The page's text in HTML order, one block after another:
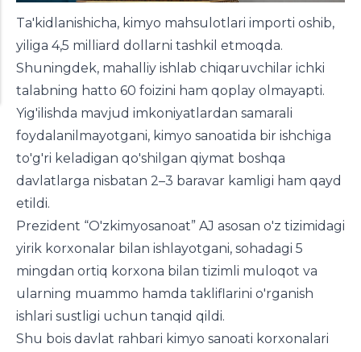
Ta'kidlanishicha, kimyo mahsulotlari importi oshib,
yiliga 4,5 milliard dollarni tashkil etmoqda.
Shuningdek, mahalliy ishlab chiqaruvchilar ichki
talabning hatto 60 foizini ham qoplay olmayapti.
Yig'ilishda mavjud imkoniyatlardan samarali
foydalanilmayotgani, kimyo sanoatida bir ishchiga
to'g'ri keladigan qo'shilgan qiymat boshqa
davlatlarga nisbatan 2–3 baravar kamligi ham qayd
etildi.
Prezident “O'zkimyosanoat” AJ asosan o'z tizimidagi
yirik korxonalar bilan ishlayotgani, sohadagi 5
mingdan ortiq korxona bilan tizimli muloqot va
ularning muammo hamda takliflarini o'rganish
ishlari sustligi uchun tanqid qildi.
Shu bois davlat rahbari kimyo sanoati korxonalari